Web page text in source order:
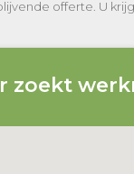
offerte. U
zoekt